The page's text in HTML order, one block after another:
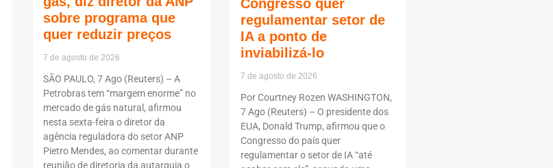
sobre programa que
quer reduzir preços
7 de agosto de 2026
SÃO PAULO, 7 Ago (Reuters) – A
Petrobras tem “margem enorme” no
mercado de gás natural, afirmou
nesta sexta-feira o diretor da
agência reguladora do setor ANP
Pietro Mendes, ao comentar durante
reunião de diretoria da autarquia o
Congresso quer
regulamentar setor de
IA a ponto de
inviabilizá-lo
7 de agosto de 2026
Por Courtney Rozen WASHINGTON,
7 Ago (Reuters) – O presidente dos
EUA, Donald Trump, afirmou que o
Congresso do país quer
regulamentar o setor de IA “até